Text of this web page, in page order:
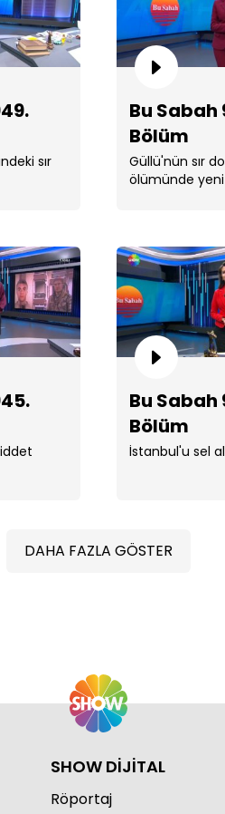
sır
Bu Sabah
Bölüm
Güllü'nün sır
ölümünde
Bu Sabah
Bölüm
İstanbul'u sel
DAHA FAZLA GÖSTER
SHOW DİJİTAL
Röportaj